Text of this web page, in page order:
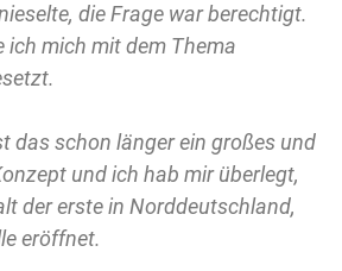
die Frage war berechtigt.
ich mich mit dem Thema
das schon länger ein großes und
und ich hab mir überlegt,
der erste in Norddeutschland,
eröffnet.